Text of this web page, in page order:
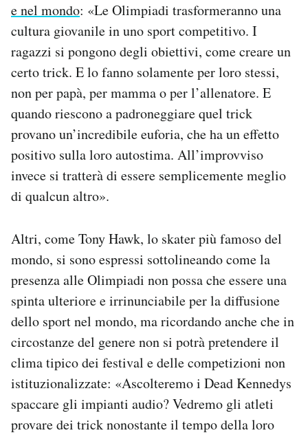
e nel mondo: «Le Olimpiadi trasformeranno una
cultura giovanile in uno sport competitivo. I
ragazzi si pongono degli obiettivi, come creare un
certo trick. E lo fanno solamente per loro stessi,
non per papà, per mamma o per l’allenatore. E
quando riescono a padroneggiare quel trick
provano un’incredibile euforia, che ha un effetto
positivo sulla loro autostima. All’improvviso
invece si tratterà di essere semplicemente meglio
di qualcun altro».
Altri, come Tony Hawk, lo skater più famoso del
mondo, si sono espressi sottolineando come la
presenza alle Olimpiadi non possa che essere una
spinta ulteriore e irrinunciabile per la diffusione
dello sport nel mondo, ma ricordando anche che in
circostanze del genere non si potrà pretendere il
clima tipico dei festival e delle competizioni non
istituzionalizzate: «Ascolteremo i Dead Kennedys
spaccare gli impianti audio? Vedremo gli atleti
provare dei trick nonostante il tempo della loro